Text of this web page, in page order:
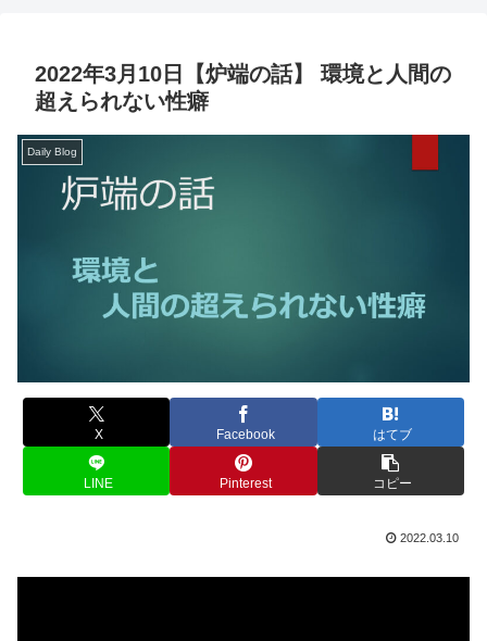
2022年3月10日【炉端の話】 環境と人間の
超えられない性癖
Daily Blog
X Facebook はてブ
LINE Pinterest コピー
2022.03.10